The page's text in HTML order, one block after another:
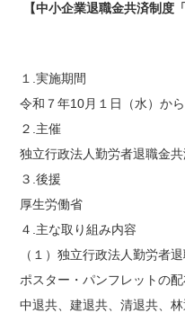
【中小企業退職金共済制度
１.実施期間
令和７年10月１日（水）か
２.主催
独立行政法人勤労者退職金
３.後援
厚生労働省
４.主な取り組み内容
（１）独立行政法人勤労者
ポスター・パンフレットの
中退共、建退共、清退共、